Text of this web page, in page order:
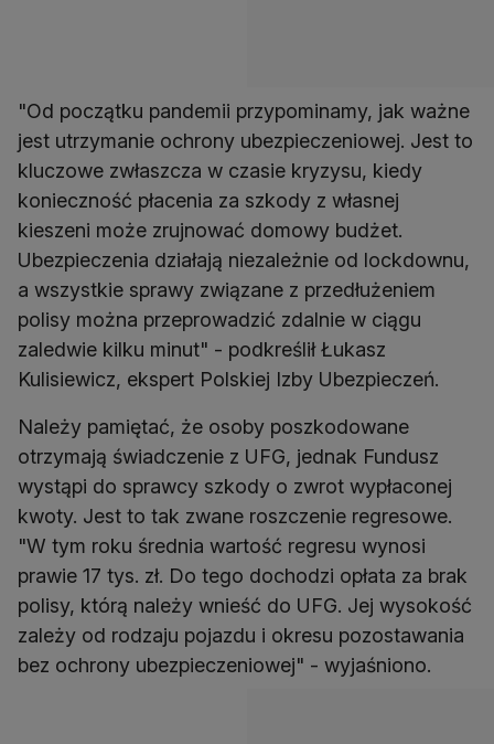
"Od początku pandemii przypominamy, jak ważne
jest utrzymanie ochrony ubezpieczeniowej. Jest to
kluczowe zwłaszcza w czasie kryzysu, kiedy
konieczność płacenia za szkody z własnej
kieszeni może zrujnować domowy budżet.
Ubezpieczenia działają niezależnie od lockdownu,
a wszystkie sprawy związane z przedłużeniem
polisy można przeprowadzić zdalnie w ciągu
zaledwie kilku minut" - podkreślił Łukasz
Kulisiewicz, ekspert Polskiej Izby Ubezpieczeń.
Należy pamiętać, że osoby poszkodowane
otrzymają świadczenie z UFG, jednak Fundusz
wystąpi do sprawcy szkody o zwrot wypłaconej
kwoty. Jest to tak zwane roszczenie regresowe.
"W tym roku średnia wartość regresu wynosi
prawie 17 tys. zł. Do tego dochodzi opłata za brak
polisy, którą należy wnieść do UFG. Jej wysokość
zależy od rodzaju pojazdu i okresu pozostawania
bez ochrony ubezpieczeniowej" - wyjaśniono.